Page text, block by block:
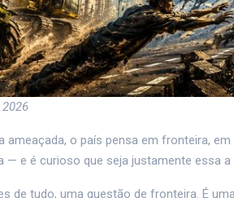
ameaçada, o país pensa em fronteira,
— e é curioso que seja justamente essa a
de tudo, uma questão de fronteira. É